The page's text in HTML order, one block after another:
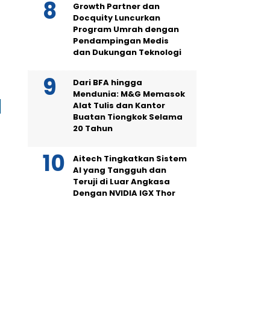
Growth Partner dan
Docquity Luncurkan
Program Umrah dengan
Pendampingan Medis
dan Dukungan Teknologi
Dari BFA hingga
Mendunia: M&G Memasok
Alat Tulis dan Kantor
Buatan Tiongkok Selama
20 Tahun
Aitech Tingkatkan Sistem
AI yang Tangguh dan
Teruji di Luar Angkasa
Dengan NVIDIA IGX Thor